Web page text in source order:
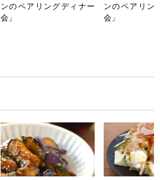
ンのペアリングディナー
会」
ンのペアリン
会」